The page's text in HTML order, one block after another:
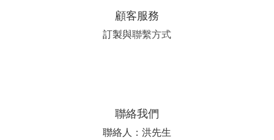
顧客服務
訂製與聯繫方式
聯絡我們
聯絡人：洪先生